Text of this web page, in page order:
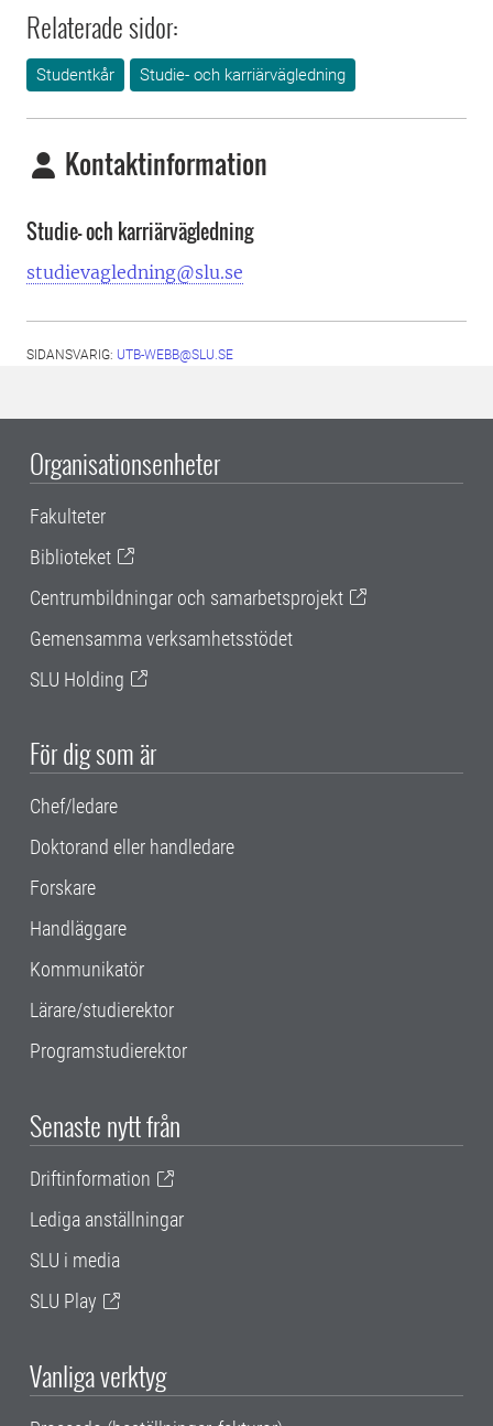
Relaterade sidor:
Studentkår Studie- och karriärvägledning
Kontaktinformation
Studie- och karriärvägledning
studievagledning@slu.se
SIDANSVARIG: UTB-WEBB@SLU.SE
Organisationsenheter
Fakulteter
Biblioteket
Centrumbildningar och samarbetsprojekt
Gemensamma verksamhetsstödet
SLU Holding
För dig som är
Chef/ledare
Doktorand eller handledare
Forskare
Handläggare
Kommunikatör
Lärare/studierektor
Programstudierektor
Senaste nytt från
Driftinformation
Lediga anställningar
SLU i media
SLU Play
Vanliga verktyg